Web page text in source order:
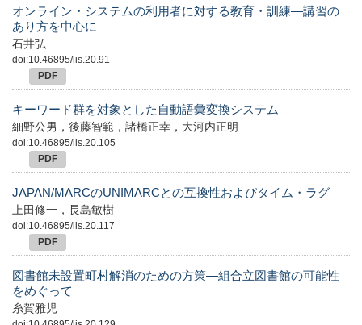
オンライン・システムの利用者に対する教育・訓練―講習の
あり方を中心に
石井弘
doi:10.46895/lis.20.91
PDF
キーワード群を対象とした自動語彙変換システム
細野公男，後藤智範，諸橋正幸，大河内正明
doi:10.46895/lis.20.105
PDF
JAPAN/MARCのUNIMARCとの互換性およびタイム・ラグ
上田修一，長島敏樹
doi:10.46895/lis.20.117
PDF
図書館未設置町村解消のための方策―組合立図書館の可能性
をめぐって
糸賀雅児